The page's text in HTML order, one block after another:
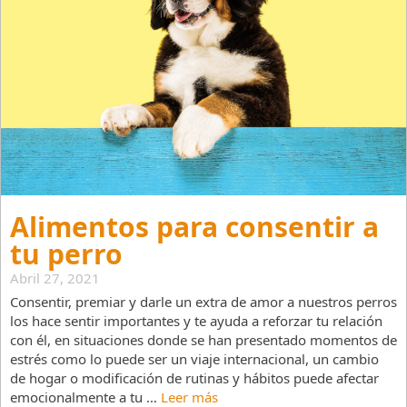
Alimentos para consentir a
tu perro
Abril 27, 2021
Consentir, premiar y darle un extra de amor a nuestros perros
los hace sentir importantes y te ayuda a reforzar tu relación
con él, en situaciones donde se han presentado momentos de
estrés como lo puede ser un viaje internacional, un cambio
de hogar o modificación de rutinas y hábitos puede afectar
emocionalmente a tu … Leer más